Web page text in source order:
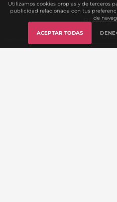
Utilizamos cookies propias y de terceros
publicidad relacionada con tus
de
ACEPTAR TODAS
BDSM y